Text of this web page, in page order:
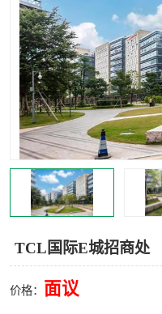
TCL国际E城招商处
价格： 面议
福田中心区写字楼租赁
深圳宝安
罗湖水贝
龙华
宝安区
兴东
福田华强北
南山后海